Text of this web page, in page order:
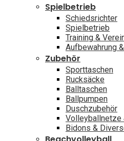
Spielbetrieb
Schiedsrichter
Spielbetrieb
Training &
Aufbewahrung
Zubehör
Sporttaschen
Rucksäcke
Balltaschen
Ballpumpen
Duschzubehör
Volleyballnetze
Bidons &